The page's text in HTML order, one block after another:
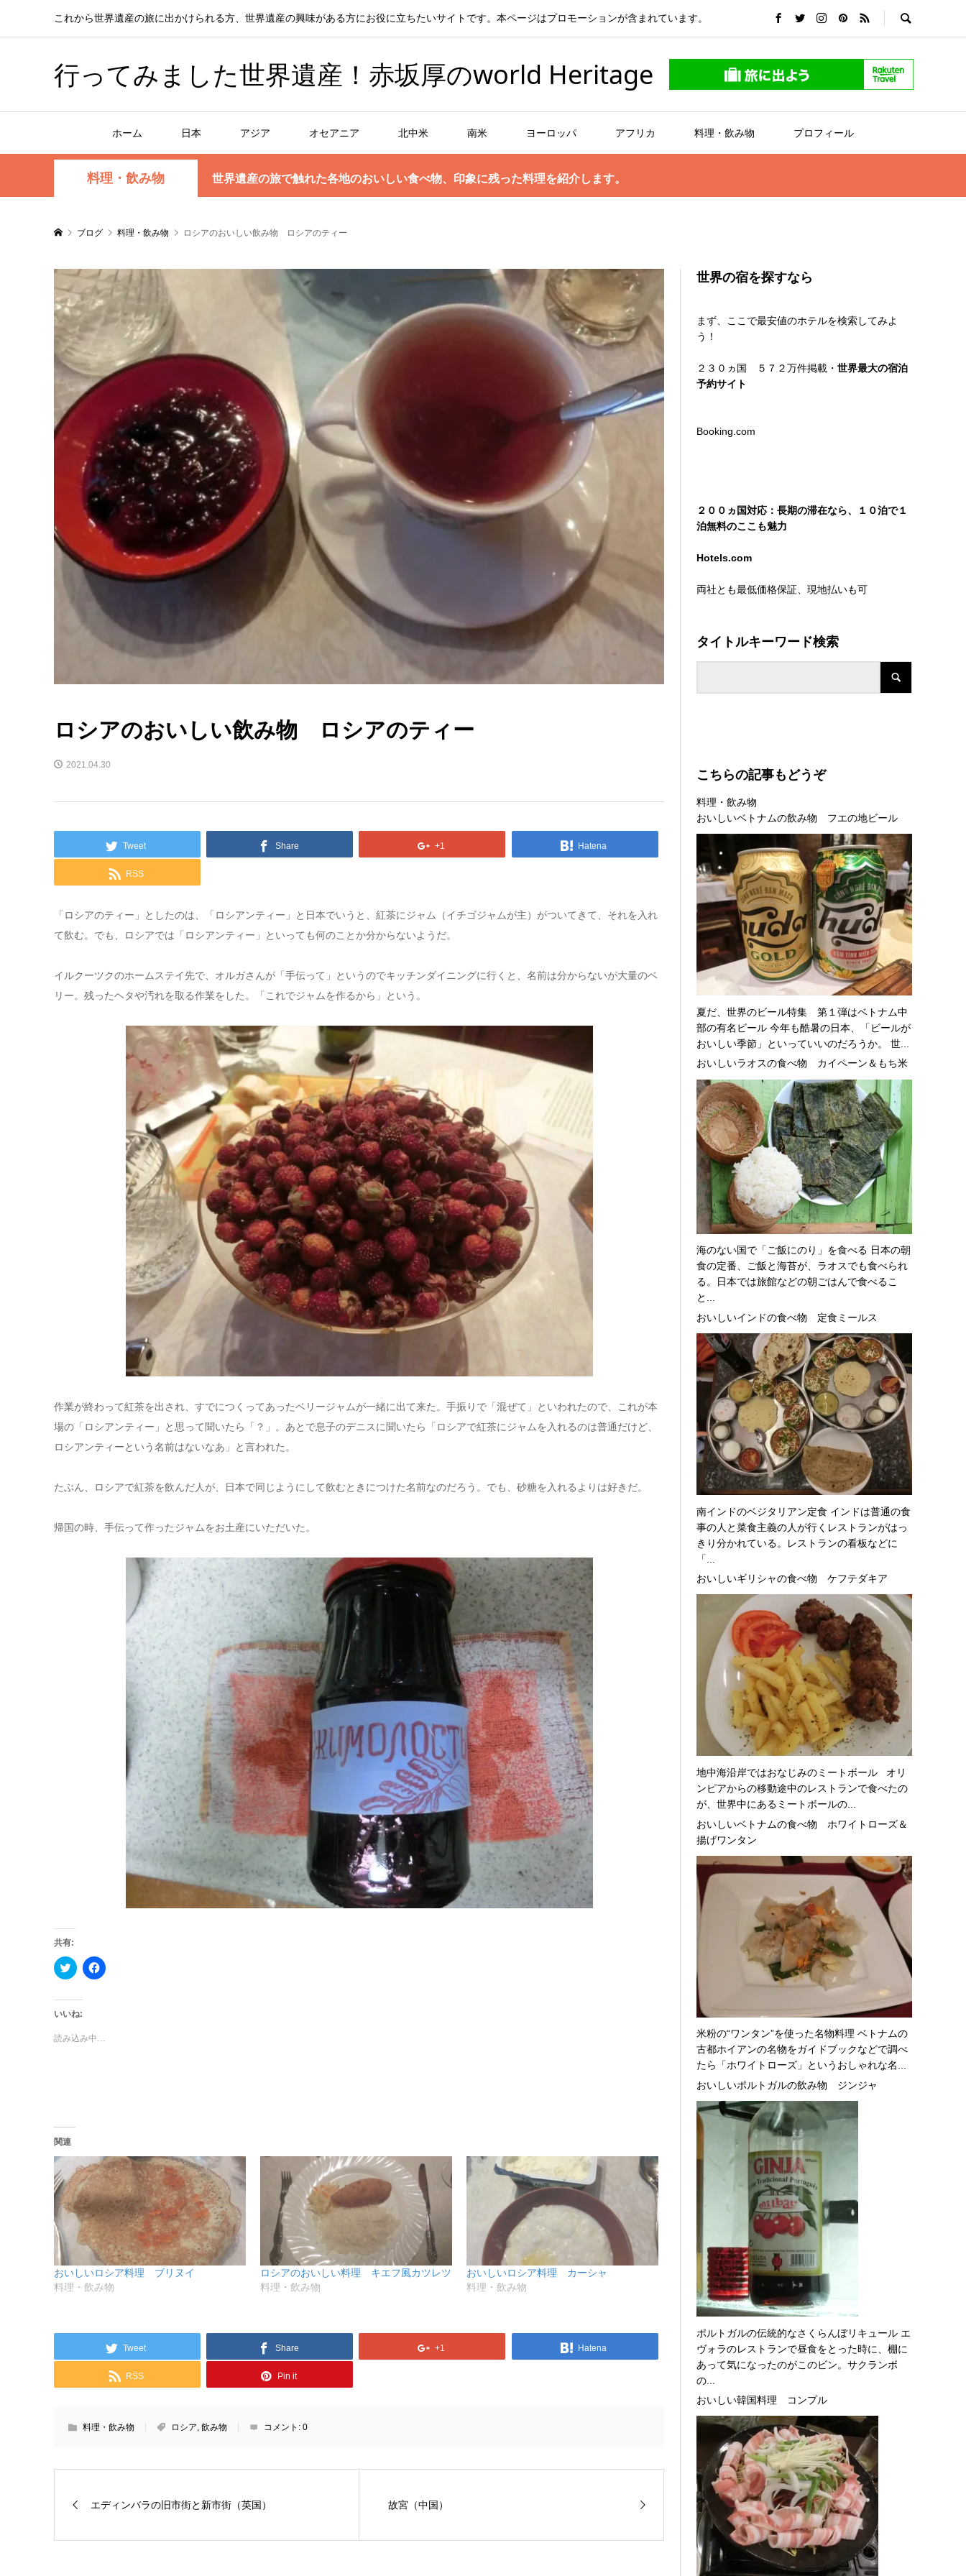
これから世界遺産の旅に出かけられる方、世界遺産の興味がある方にお役に立ちたいサイトです。本ページはプロモーションが含まれています。
行ってみました世界遺産！赤坂厚のworld Heritage
ホーム 日本 アジア オセアニア 北中米 南米 ヨーロッパ アフリカ 料理・飲み物 プロフィール
料理・飲み物 世界遺産の旅で触れた各地のおいしい食べ物、印象に残った料理を紹介します。
ブログ 料理・飲み物 ロシアのおいしい飲み物 ロシアのティー
ロシアのおいしい飲み物 ロシアのティー
2021.04.30
Tweet Share +1 Hatena
RSS
「ロシアのティー」としたのは、「ロシアンティー」と日本でいうと、紅茶にジャム（イチゴジャムが主）がついてきて、それを入れ
て飲む。でも、ロシアでは「ロシアンティー」といっても何のことか分からないようだ。
イルクーツクのホームステイ先で、オルガさんが「手伝って」というのでキッチンダイニングに行くと、名前は分からないが大量のベ
リー。残ったヘタや汚れを取る作業をした。「これでジャムを作るから」という。
作業が終わって紅茶を出され、すでにつくってあったベリージャムが一緒に出て来た。手振りで「混ぜて」といわれたので、これが本
場の「ロシアンティー」と思って聞いたら「？」。あとで息子のデニスに聞いたら「ロシアで紅茶にジャムを入れるのは普通だけど、
ロシアンティーという名前はないなあ」と言われた。
たぶん、ロシアで紅茶を飲んだ人が、日本で同じようにして飲むときにつけた名前なのだろう。でも、砂糖を入れるよりは好きだ。
帰国の時、手伝って作ったジャムをお土産にいただいた。
共有:
ク
リ
し
て
Twitter
で
共
ウ
ま
す)
Facebook
で
ク
ウ
ィ
ン
ド
ウ
で
開
き
ま
す)
いいね:
読み込み中…
関連
おいしいロシア料理 ブリヌイ
料理・飲み物
ロシアのおいしい料理 キエフ風カツレツ
料理・飲み物
おいしいロシア料理 カーシャ
料理・飲み物
Tweet Share +1 Hatena
RSS Pin it
料理・飲み物 ロシア, 飲み物 コメント: 0
エディンバラの旧市街と新市街（英国） 故宮（中国）
世界の宿を探すなら
まず、ここで最安値のホテルを検索してみよ
う！
２３０ヵ国 ５７２万件掲載・世界最大の宿泊
予約サイト
Booking.com
２００ヵ国対応：長期の滞在なら、１０泊で１
泊無料のここも魅力
Hotels.com
両社とも最低価格保証、現地払いも可
タイトルキーワード検索
こちらの記事もどうぞ
料理・飲み物
おいしいベトナムの飲み物 フエの地ビール
夏だ、世界のビール特集 第１弾はベトナム中
部の有名ビール 今年も酷暑の日本、「ビールが
おいしい季節」といっていいのだろうか。 世...
おいしいラオスの食べ物 カイペーン＆もち米
海のない国で「ご飯にのり」を食べる 日本の朝
食の定番、ご飯と海苔が、ラオスでも食べられ
る。日本では旅館などの朝ごはんで食べるこ
と...
おいしいインドの食べ物 定食ミールス
南インドのベジタリアン定食 インドは普通の食
事の人と菜食主義の人が行くレストランがはっ
きり分かれている。レストランの看板などに
「...
おいしいギリシャの食べ物 ケフテダキア
地中海沿岸ではおなじみのミートボール オリ
ンピアからの移動途中のレストランで食べたの
が、世界中にあるミートボールの...
おいしいベトナムの食べ物 ホワイトローズ＆
揚げワンタン
米粉の“ワンタン”を使った名物料理 ベトナムの
古都ホイアンの名物をガイドブックなどで調べ
たら「ホワイトローズ」というおしゃれな名...
おいしいポルトガルの飲み物 ジンジャ
ポルトガルの伝統的なさくらんぼリキュール エ
ヴォラのレストランで昼食をとった時に、棚に
あって気になったのがこのビン。サクランボ
の...
おいしい韓国料理 コンプル